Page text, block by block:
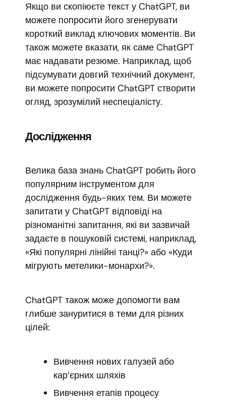
Якщо ви скопіюєте текст у ChatGPT, ви
можете попросити його згенерувати
короткий виклад ключових моментів. Ви
також можете вказати, як саме ChatGPT
має надавати резюме. Наприклад, щоб
підсумувати довгий технічний документ,
ви можете попросити ChatGPT створити
огляд, зрозумілий неспеціалісту.
Дослідження
Велика база знань ChatGPT робить його
популярним інструментом для
дослідження будь-яких тем. Ви можете
запитати у ChatGPT відповіді на
різноманітні запитання, які ви зазвичай
задаєте в пошуковій системі, наприклад,
«Які популярні лінійні танці?» або «Куди
мігрують метелики-монархи?».
ChatGPT також може допомогти вам
глибше зануритися в теми для різних
цілей:
Вивчення нових галузей або
кар’єрних шляхів
Вивчення етапів процесу